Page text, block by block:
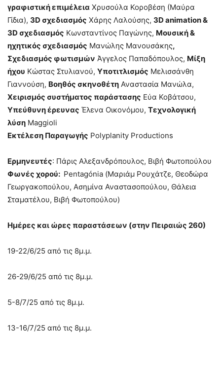
γραφιστική επιμέλεια Χρυσούλα Κοροβέση (Μαύρα
Γίδια), 3D σχεδιασμός Χάρης Λαλούσης, 3D animation &
3D σχεδιασμός Κωνσταντίνος Παγώνης, Μουσική &
ηχητικός σχεδιασμός Μανώλης Μανουσάκης,
Σχεδιασμός φωτισμών Άγγελος Παπαδόπουλος, Μίξη
ήχου Κώστας Στυλιανού, Υποτιτλισμός Μελισσάνθη
Γιαννούση, Βοηθός σκηνοθέτη Αναστασία Μανώλα,
Χειρισμός συστήματος παράστασης Εύα Κοβάτσου,
Υπεύθυνη έρευνας Έλενα Οικονόμου, Τεχνολογική
λύση Maggioli
Εκτέλεση Παραγωγής Polyplanity Productions
Ερμηνευτές: Πάρις Αλεξανδρόπουλος, Βιβή Φωτοπούλου
Φωνές χορού: Pentagónia (Μαριάμ Ρουχάτζε, Θεοδώρα
Γεωργακοπούλου, Ασημίνα Αναστασοπούλου, Θάλεια
Σταματέλου, Βιβή Φωτοπούλου)
Ημέρες και ώρες παραστάσεων (στην Πειραιώς 260)
19-22/6/25 από τις 8μ.μ.
26-29/6/25 από τις 8μ.μ.
5-8/7/25 από τις 8μ.μ.
13-16/7/25 από τις 8μ.μ.